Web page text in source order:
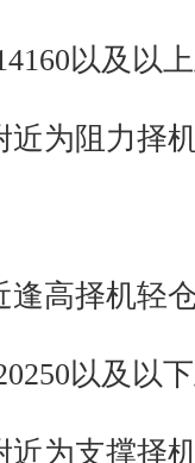
以及以
为阻力择
高择机轻
以及以
为支撑择